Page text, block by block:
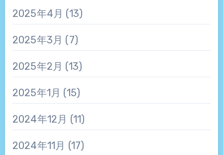
2025年4月 (13)
2025年3月 (7)
2025年2月 (13)
2025年1月 (15)
2024年12月 (11)
2024年11月 (17)